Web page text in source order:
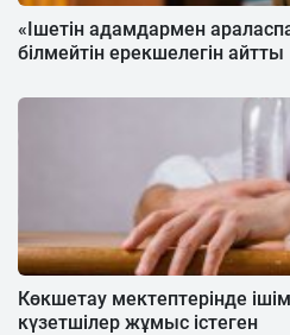
«Ішетін адамдармен
білмейтін ерекшелегін айтты
Көкшетау мектептерінде
күзетшілер жұмыс істеген